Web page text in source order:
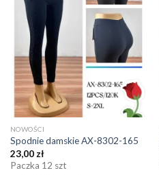
NOWOŚCI
Spodnie damskie AX-8302-165
23,00 zł
Paczka 12 szt